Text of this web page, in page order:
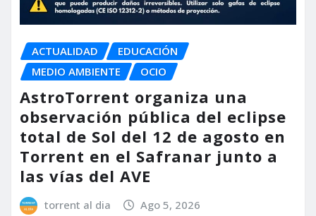
ACTUALIDAD
EDUCACIÓN
MEDIO AMBIENTE
OCIO
AstroTorrent organiza una
observación pública del eclipse
total de Sol del 12 de agosto en
Torrent en el Safranar junto a
las vías del AVE
torrent al dia Ago 5, 2026